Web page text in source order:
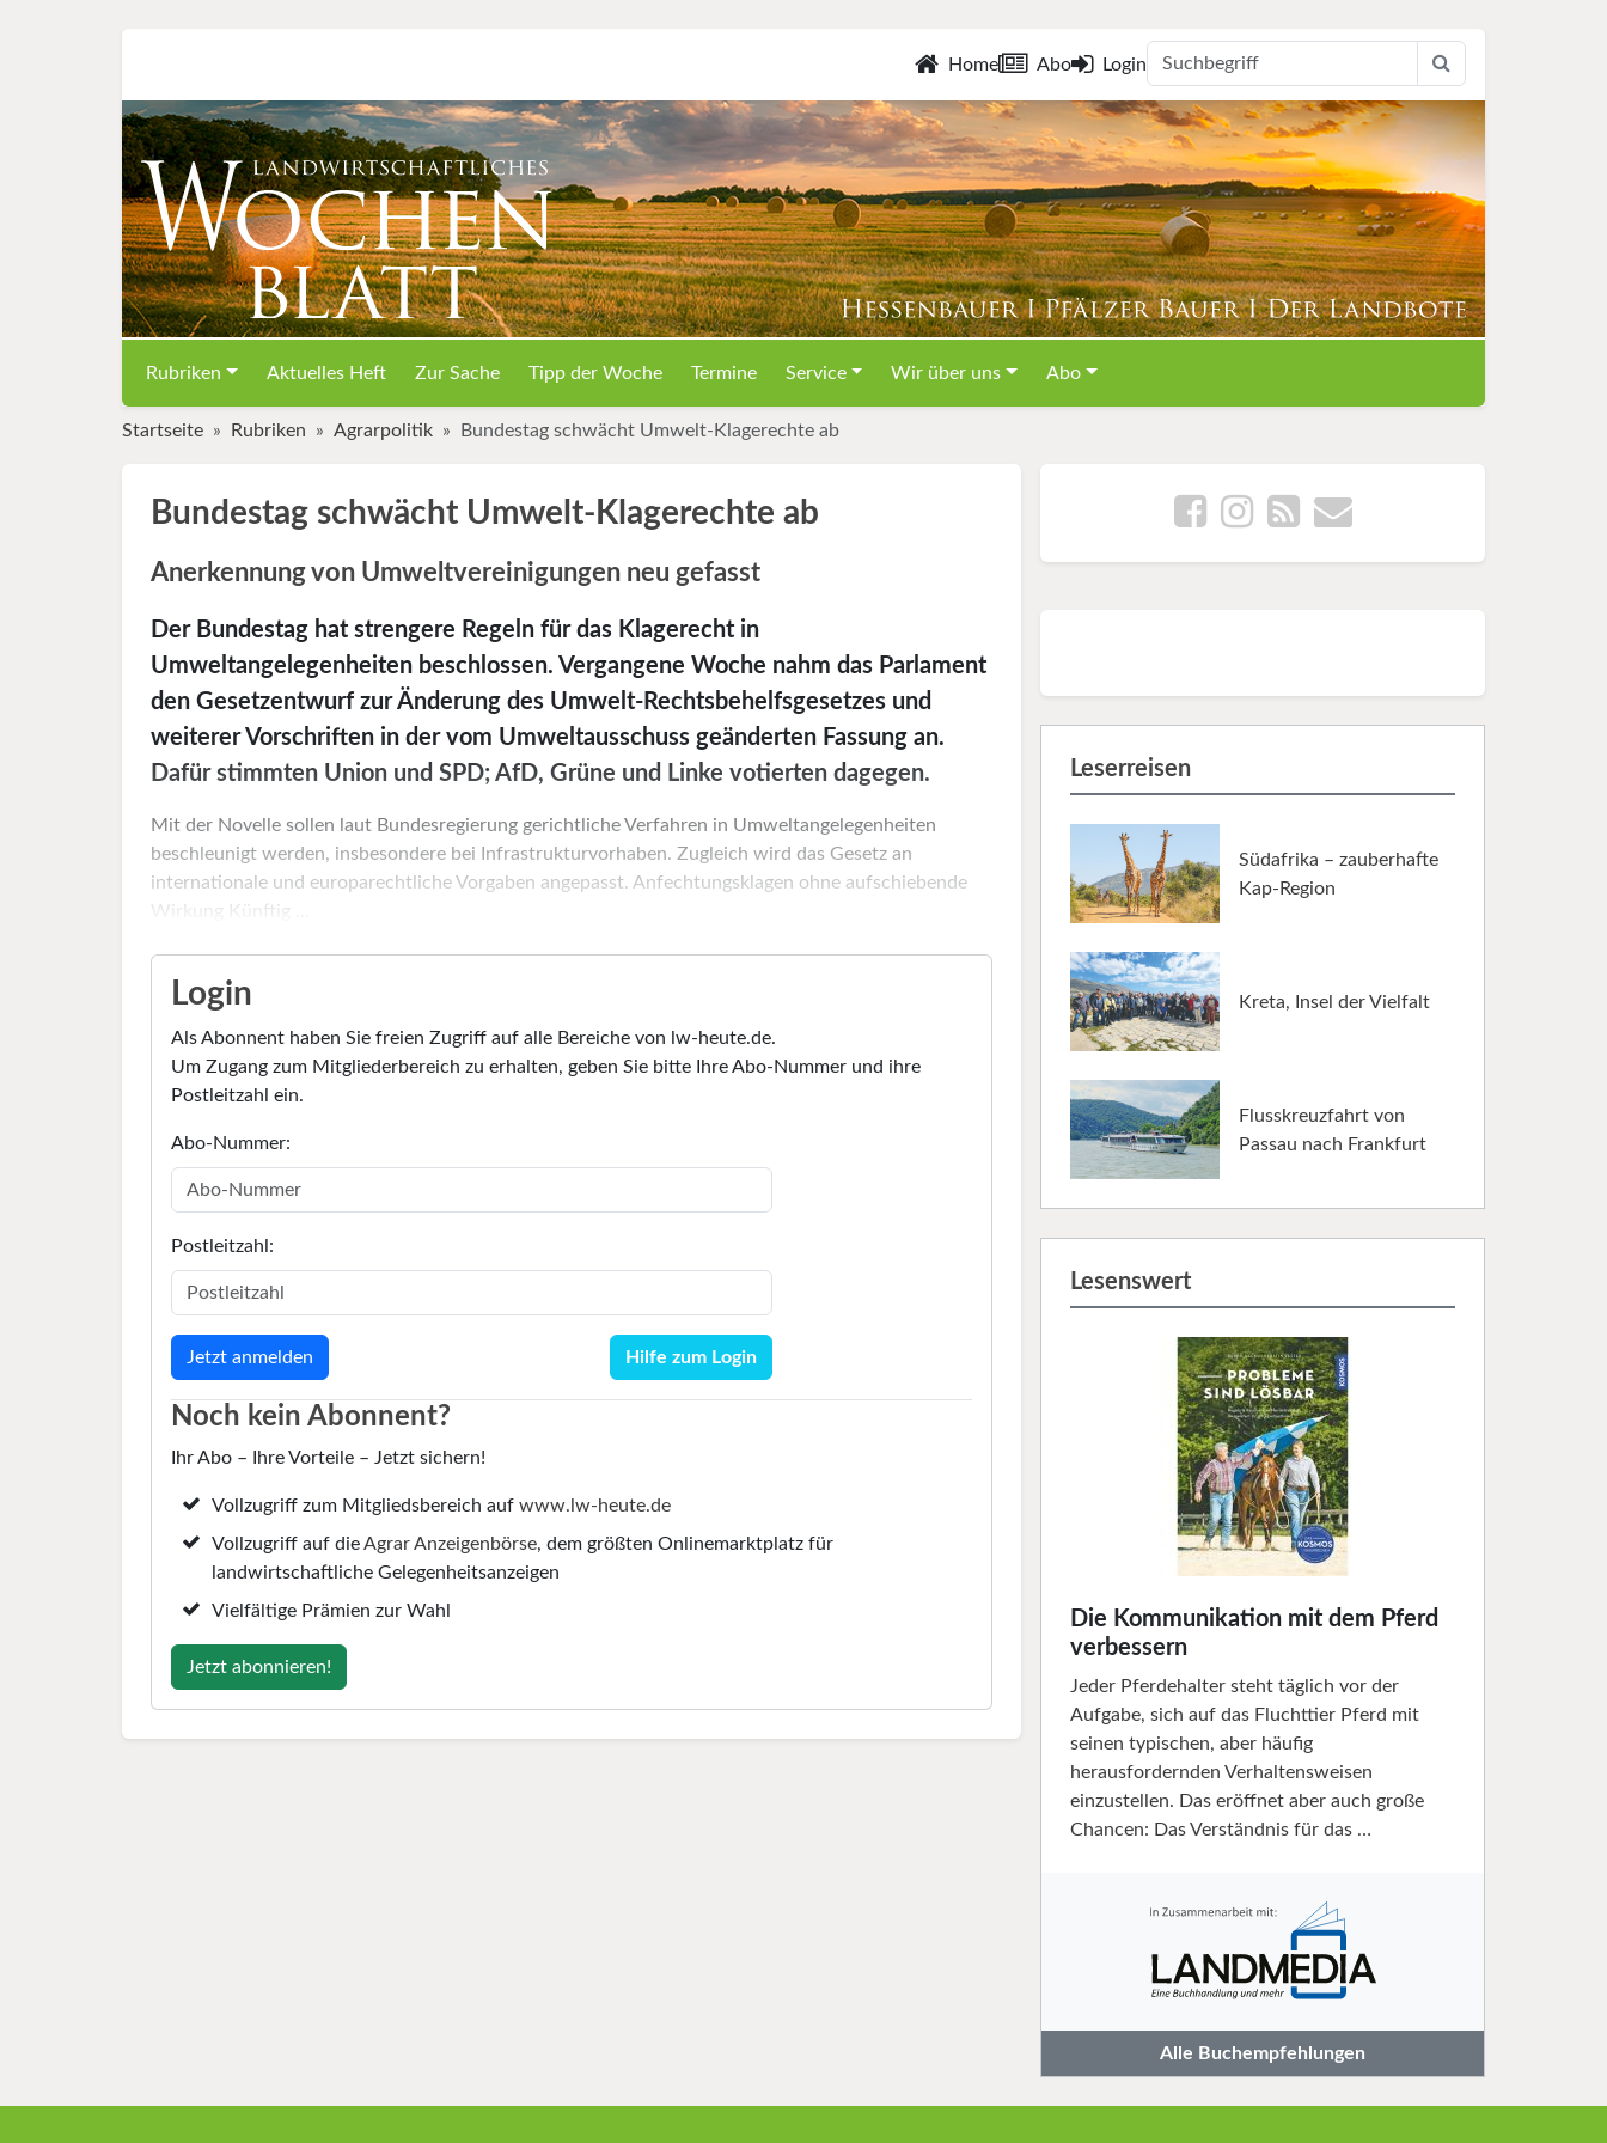
Home Abo Login
Rubriken Aktuelles Heft Zur Sache Tipp der Woche Termine Service Wir über uns Abo
Startseite Rubriken Agrarpolitik Bundestag schwächt Umwelt-Klagerechte ab
Bundestag schwächt Umwelt-Klagerechte ab
Anerkennung von Umweltvereinigungen neu gefasst
Der Bundestag hat strengere Regeln für das Klagerecht in
Umweltangelegenheiten beschlossen. Vergangene Woche nahm das Parlament
den Gesetzentwurf zur Änderung des Umwelt-Rechtsbehelfsgesetzes und
weiterer Vorschriften in der vom Umweltausschuss geänderten Fassung an.
Dafür stimmten Union und SPD; AfD, Grüne und Linke votierten dagegen.
Mit der Novelle sollen laut Bundesregierung gerichtliche Verfahren in Umweltangelegenheiten
beschleunigt werden, insbesondere bei Infrastrukturvorhaben. Zugleich wird das Gesetz an
internationale und europarechtliche Vorgaben angepasst. Anfechtungsklagen ohne aufschiebende
Wirkung Künftig ...
Login
Als Abonnent haben Sie freien Zugriff auf alle Bereiche von lw-heute.de.
Um Zugang zum Mitgliederbereich zu erhalten, geben Sie bitte Ihre Abo-Nummer und ihre
Postleitzahl ein.
Abo-Nummer:
Postleitzahl:
Hilfe zum Login
Noch kein Abonnent?
Ihr Abo – Ihre Vorteile – Jetzt sichern!
Vollzugriff zum Mitgliedsbereich aufwww.lw-heute.de
Vollzugriff auf dieAgrar Anzeigenbörse, dem größten Onlinemarktplatz für
landwirtschaftliche Gelegenheitsanzeigen
Vielfältige Prämien zur Wahl
Jetzt abonnieren!
Leserreisen
Südafrika – zauberhafte
Kap-Region
Kreta, Insel der Vielfalt
Flusskreuzfahrt von
Passau nach Frankfurt
Lesenswert
Die Kommunikation mit dem Pferd
verbessern
Jeder Pferdehalter steht täglich vor der
Aufgabe, sich auf das Fluchttier Pferd mit
seinen typischen, aber häufig
herausfordernden Verhaltensweisen
einzustellen. Das eröffnet aber auch große
Chancen: Das Verständnis für das …
Alle Buchempfehlungen